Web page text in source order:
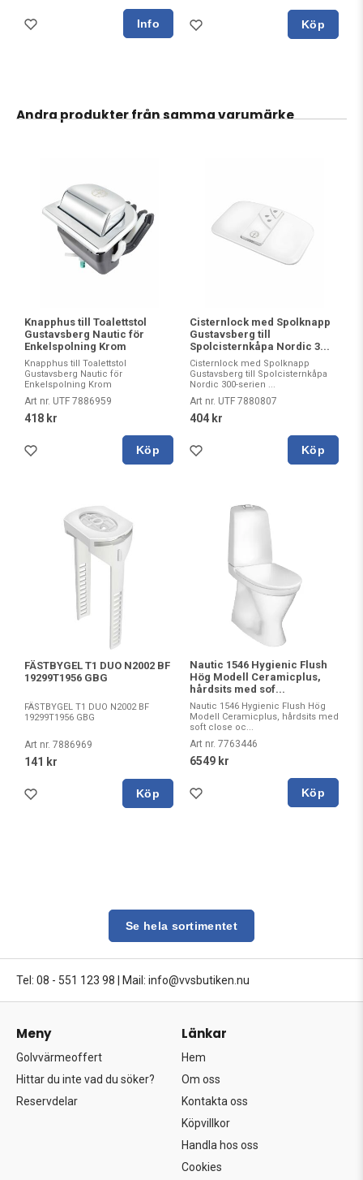
Köp
Andra produkter från samma varumärke
Knapphus till Toalettstol
Gustavsberg Nautic för
Enkelspolning Krom
Knapphus till Toalettstol
Gustavsberg Nautic för
Enkelspolning Krom
Art nr. UTF 7886959
418 kr
Köp
Cisternlock med Spolknapp
Gustavsberg till
Spolcisternkåpa Nordic 3...
Cisternlock med Spolknapp
Gustavsberg till Spolcisternkåpa
Nordic 300-serien ...
Art nr. UTF 7880807
404 kr
Köp
FÄSTBYGEL T1 DUO N2002 BF
19299T1956 GBG
FÄSTBYGEL T1 DUO N2002 BF
19299T1956 GBG
Art nr. 7886969
141 kr
Köp
Nautic 1546 Hygienic Flush
Hög Modell Ceramicplus,
hårdsits med sof...
Nautic 1546 Hygienic Flush Hög
Modell Ceramicplus, hårdsits med
soft close oc...
Art nr. 7763446
6549 kr
Köp
Se hela sortimentet
Tel: 08 - 551 123 98 Mail: info@vvsbutiken.nu
Meny
Golvvärmeoffert
Hittar du inte vad du söker?
Reservdelar
Länkar
Hem
Om oss
Kontakta oss
Köpvillkor
Handla hos oss
Cookies